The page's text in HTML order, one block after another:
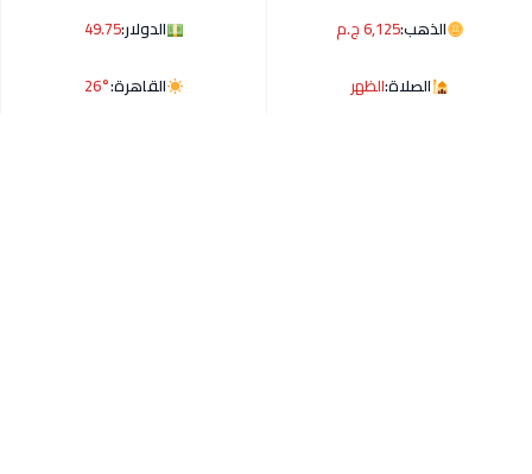
الذهب:6,125 ج.م الدولار:49.75
الصلاة:الظهر القاهرة:26°